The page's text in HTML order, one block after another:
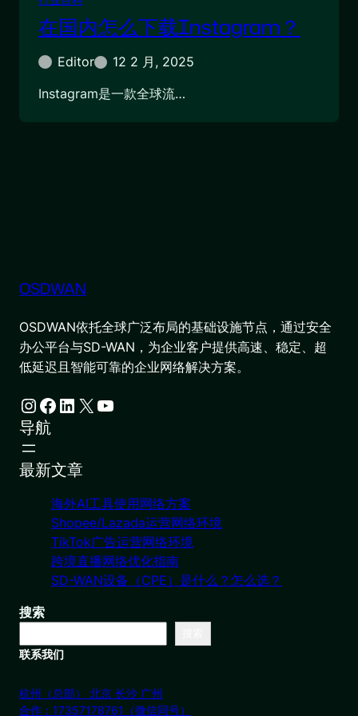
在国内怎么下载Instagram？
Editor
12 2 月, 2025
Instagram是一款全球流…
OSDWAN
OSDWAN依托全球广泛布局的基础设施节点，通过安全
办公平台与SD-WAN，为企业客户提供高速、稳定、超
低延迟且智能可靠的企业网络解决方案。
Instagram Facebook LinkedIn X YouTube
导航
最新文章
海外AI工具使用网络方案
Shopee/Lazada运营网络环境
TikTok广告运营网络环境
跨境直播网络优化指南
SD-WAN设备（CPE）是什么？怎么选？
搜索
联系我们
杭州（总部） 北京 长沙 广州
合作：17357178761（微信同号）